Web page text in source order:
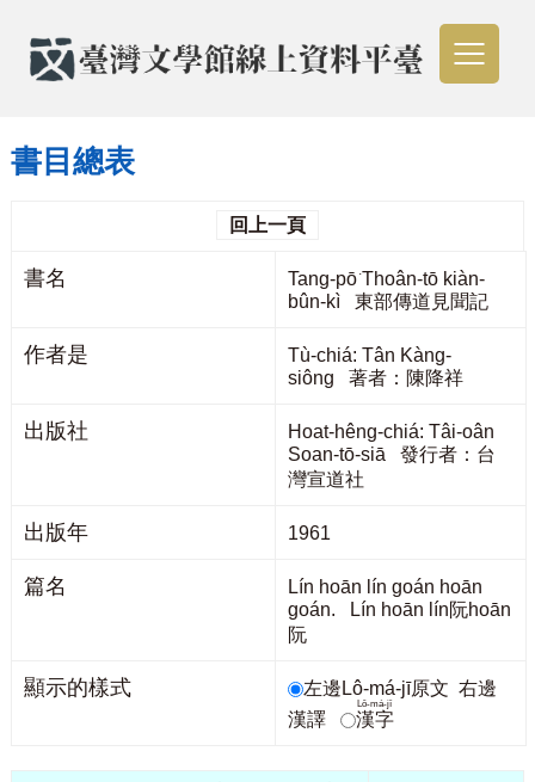
書目總表
回上一頁
書名
Tang-pō͘ Thoân-tō kiàn-
bûn-kì 東部傳道見聞記
作者是
Tù-chiá: Tân Kàng-
siông 著者：陳降祥
出版社
Hoat-hêng-chiá: Tâi-oân
Soan-tō-siā 發行者：台
灣宣道社
出版年 1961
篇名
Lín hoān lín goán hoān
goán. Lín hoān lín阮hoān
阮
顯示的樣式 左邊Lô-má-jī原文 右邊
漢譯
漢字
Lô-má-jī